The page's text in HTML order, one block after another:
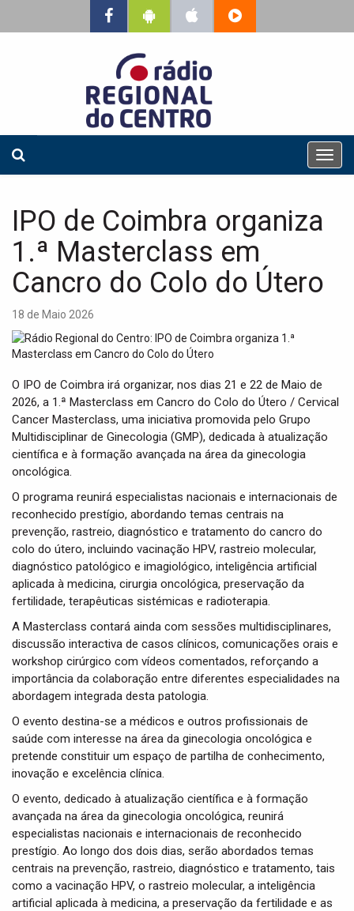
T
o
n
IPO de Coimbra organiza
1.ª Masterclass em
Cancro do Colo do Útero
18 de Maio 2026
O IPO de Coimbra irá organizar, nos dias 21 e 22 de Maio de
2026, a 1.ª Masterclass em Cancro do Colo do Útero / Cervical
Cancer Masterclass, uma iniciativa promovida pelo Grupo
Multidisciplinar de Ginecologia (GMP), dedicada à atualização
científica e à formação avançada na área da ginecologia
oncológica.
O programa reunirá especialistas nacionais e internacionais de
reconhecido prestígio, abordando temas centrais na
prevenção, rastreio, diagnóstico e tratamento do cancro do
colo do útero, incluindo vacinação HPV, rastreio molecular,
diagnóstico patológico e imagiológico, inteligência artificial
aplicada à medicina, cirurgia oncológica, preservação da
fertilidade, terapêuticas sistémicas e radioterapia.
A Masterclass contará ainda com sessões multidisciplinares,
discussão interactiva de casos clínicos, comunicações orais e
workshop cirúrgico com vídeos comentados, reforçando a
importância da colaboração entre diferentes especialidades na
abordagem integrada desta patologia.
O evento destina-se a médicos e outros profissionais de
saúde com interesse na área da ginecologia oncológica e
pretende constituir um espaço de partilha de conhecimento,
inovação e excelência clínica.
O evento, dedicado à atualização científica e à formação
avançada na área da ginecologia oncológica, reunirá
especialistas nacionais e internacionais de reconhecido
prestígio. Ao longo dos dois dias, serão abordados temas
centrais na prevenção, rastreio, diagnóstico e tratamento, tais
como a vacinação HPV, o rastreio molecular, a inteligência
artificial aplicada à medicina, a preservação da fertilidade e as